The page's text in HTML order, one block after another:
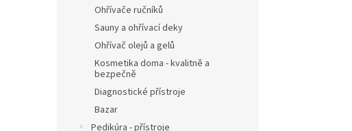
Ohřívače ručníků
Sauny a ohřívací deky
Ohřívač olejů a gelů
Kosmetika doma - kvalitně a
bezpečně
Diagnostické přístroje
Bazar
Pedikúra - přístroje